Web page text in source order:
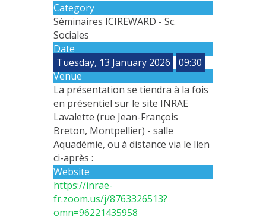
THESES IN PROGRESS
PRODUCTION
METHODS AND TOOLS
SOFTWARE
PUBLICATIONS SUR HAL
WORKING PAPERS
THEMATIC NOTES
FOR THE PUBLIC
Category
Séminaires ICIREWARD - Sc.
Sociales
Date
Tuesday, 13 January 2026
09:30
Venue
La présentation se tiendra à la fois
en présentiel sur le site INRAE
Lavalette (rue Jean-François
Breton, Montpellier) - salle
Aquadémie, ou à distance via le lien
ci-après :
Website
https://inrae-
fr.zoom.us/j/8763326513?
omn=96221435958